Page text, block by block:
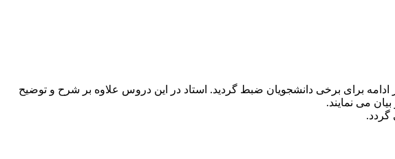
جمعی از طلاب و در ادامه برای برخی دانشجویان ضبط گردید. استاد در این دروس علاوه بر شرح و توضیح
می نمایند.
گردد.